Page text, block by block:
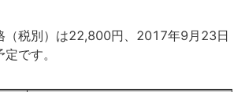
（税別）は22,800円、2017年9月23日
です。